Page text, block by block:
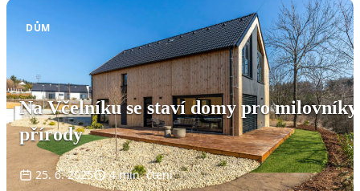
DŮM
Na Včelníku se staví domy pro milovníky
přírody
25. 6. 2025 4 min. čtení